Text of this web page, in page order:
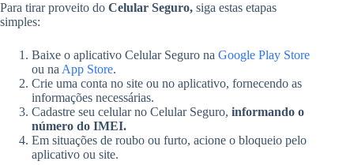
Para tirar proveito do Celular Seguro, siga estas etapas
simples:
Baixe o aplicativo Celular Seguro na Google Play Store
ou na App Store.
Crie uma conta no site ou no aplicativo, fornecendo as
informações necessárias.
Cadastre seu celular no Celular Seguro, informando o
número do IMEI.
Em situações de roubo ou furto, acione o bloqueio pelo
aplicativo ou site.